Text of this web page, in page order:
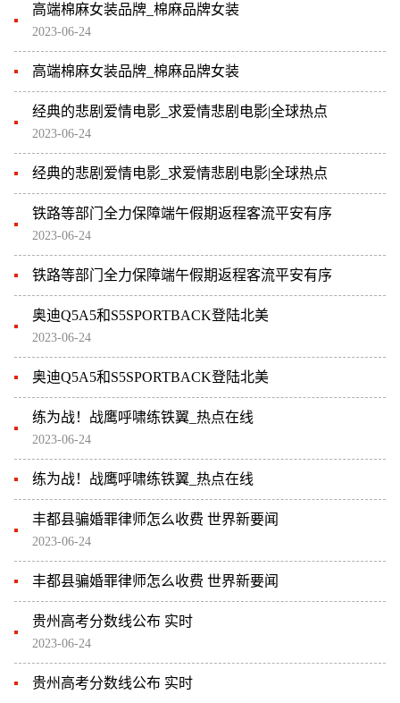
高端棉麻女装品牌_棉麻品牌女装
2023-06-24
高端棉麻女装品牌_棉麻品牌女装
经典的悲剧爱情电影_求爱情悲剧电影|全球热点
2023-06-24
经典的悲剧爱情电影_求爱情悲剧电影|全球热点
铁路等部门全力保障端午假期返程客流平安有序
2023-06-24
铁路等部门全力保障端午假期返程客流平安有序
奥迪Q5A5和S5SPORTBACK登陆北美
2023-06-24
奥迪Q5A5和S5SPORTBACK登陆北美
练为战！战鹰呼啸练铁翼_热点在线
2023-06-24
练为战！战鹰呼啸练铁翼_热点在线
丰都县骗婚罪律师怎么收费 世界新要闻
2023-06-24
丰都县骗婚罪律师怎么收费 世界新要闻
贵州高考分数线公布 实时
2023-06-24
贵州高考分数线公布 实时